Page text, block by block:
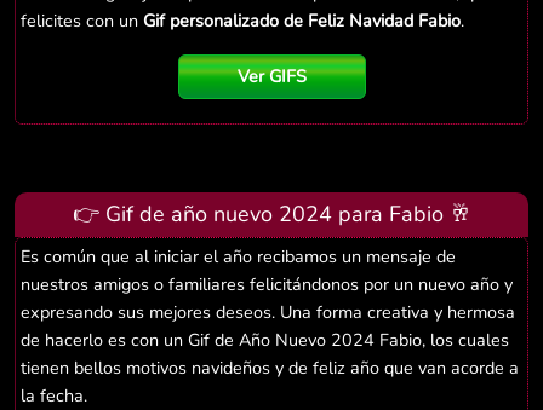
felicites con un Gif personalizado de Feliz Navidad Fabio.
Ver GIFS
👉 Gif de año nuevo 2024 para Fabio 🥂
Es común que al iniciar el año recibamos un mensaje de
nuestros amigos o familiares felicitándonos por un nuevo año y
expresando sus mejores deseos. Una forma creativa y hermosa
de hacerlo es con un Gif de Año Nuevo 2024 Fabio, los cuales
tienen bellos motivos navideños y de feliz año que van acorde a
la fecha.